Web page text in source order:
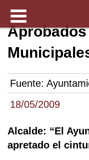
18/05/2009
Fuente:
Alcalde: “El
apretado el